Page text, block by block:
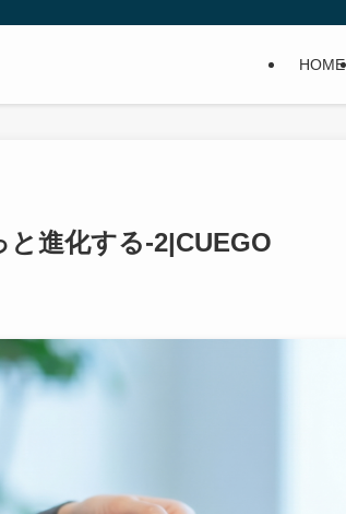
HOME
進化する-2|CUEGO